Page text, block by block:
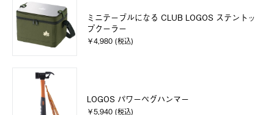
ミニテーブルになる CLUB LOGOS ステントッ
プクーラー
￥4,980 (税込)
LOGOS パワーペグハンマー
￥5,940 (税込)